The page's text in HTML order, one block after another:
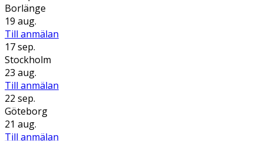
Borlänge
19 aug.
Till anmälan
17 sep.
Stockholm
23 aug.
Till anmälan
22 sep.
Göteborg
21 aug.
Till anmälan